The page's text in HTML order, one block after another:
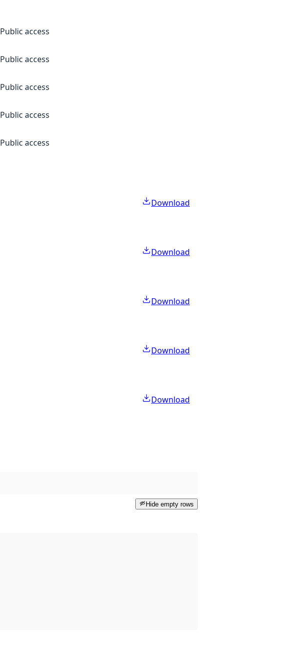
Public access
Public access
Public access
Public access
Public access
Download
Download
Download
Download
Download
Hide empty rows